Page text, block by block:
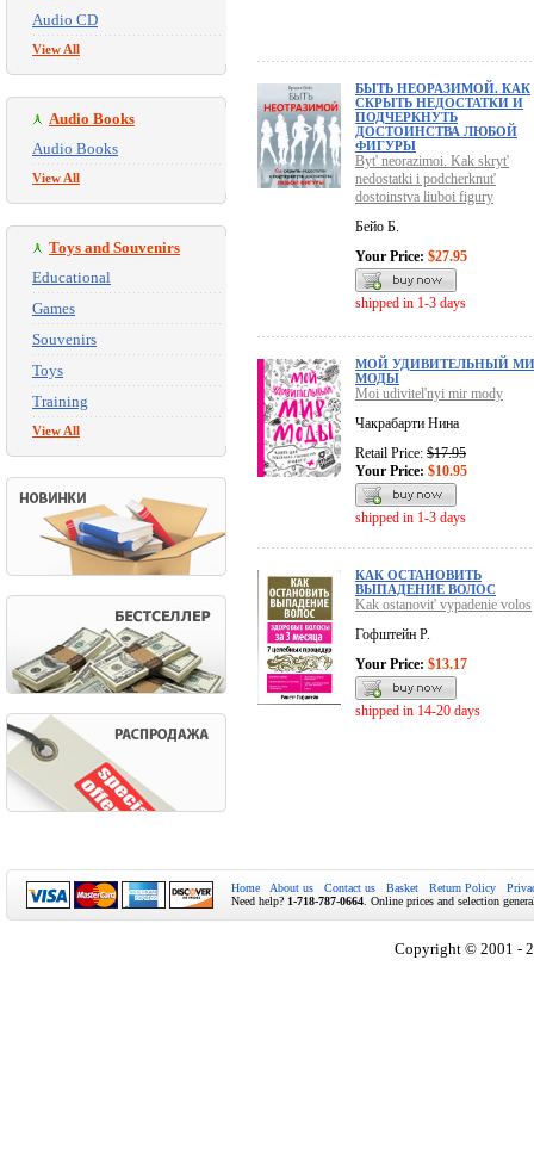
Audio CD
View All
Audio Books
Audio Books
View All
Toys and Souvenirs
Educational
Games
Souvenirs
Toys
Training
View All
БЫТЬ НЕОРАЗИМОЙ. КАК
СКРЫТЬ НЕДОСТАТКИ И
ПОДЧЕРКНУТЬ
ДОСТОИНСТВА ЛЮБОЙ
ФИГУРЫ
Byt' neorazimoi. Kak skryt'
nedostatki i podcherknut'
dostoinstva liuboi figury
Бейо Б.
Your Price: $27.95
shipped in 1-3 days
МОЙ УДИВИТЕЛЬНЫЙ
МОДЫ
Moi udivitel'nyi mir mody
Чакрабарти Нина
Retail Price: $17.95
Your Price: $10.95
shipped in 1-3 days
КАК ОСТАНОВИТЬ
ВЫПАДЕНИЕ ВОЛОС
Kak ostanovit' vypadenie volos
Гофштейн Р.
Your Price: $13.17
shipped in 14-20 days
Home About us Contact us Basket Return Policy
Need help? 1-718-787-0664 . Online prices and selection
Copyright © 2001 -